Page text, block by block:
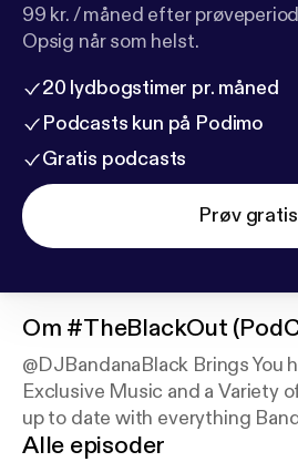
99 kr. / måned efter
Opsig når som helst.
20 lydbogstimer pr. måned
Podcasts kun på Podimo
Gratis podcasts
Prøv gratis
Om #TheBlackOut
@DJBandanaBlack Brings You
Exclusive Music and a Variety
up to date with everything
subscribe buttom.
Alle episoder